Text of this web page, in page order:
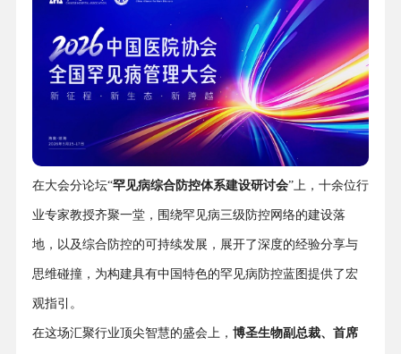
在大会分论坛“罕见病综合防控体系建设研讨会”上，十余位行
业专家教授齐聚一堂，围绕罕见病三级防控网络的建设落
地，以及综合防控的可持续发展，展开了深度的经验分享与
思维碰撞，为构建具有中国特色的罕见病防控蓝图提供了宏
观指引。
在这场汇聚行业顶尖智慧的盛会上， 博圣生物副总裁、首席